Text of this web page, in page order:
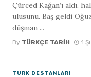
Çürced Kağan’ı aldı,
ulusunu. Baş geldi
düşman ...
By TÜRKÇE TARIH 1
TÜRK DESTANLARI